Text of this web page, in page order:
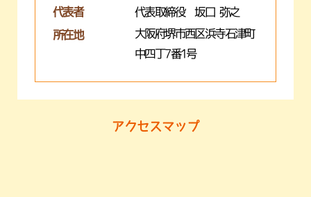
代表者 代表取締役 坂口 弥之
所在地
大阪府堺市西区浜寺石津町
中四丁7番1号
アクセスマップ